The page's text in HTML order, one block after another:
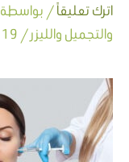
اترك تعليقاً/ بواسطة
والتجميل والليزر/ 19 سبتمبر 2022